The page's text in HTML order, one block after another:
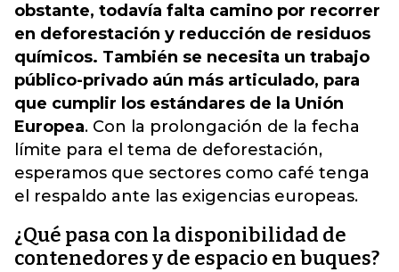
obstante, todavía falta camino por recorrer
en deforestación y reducción de residuos
químicos. También se necesita un trabajo
público-privado aún más articulado, para
que cumplir los estándares de la Unión
Europea. Con la prolongación de la fecha
límite para el tema de deforestación,
esperamos que sectores como café tenga
el respaldo ante las exigencias europeas.
¿Qué pasa con la disponibilidad de
contenedores y de espacio en buques?